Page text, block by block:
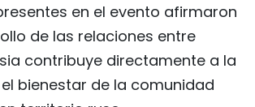
en el evento afirmaron
de las relaciones entre
contribuye directamente a la
bienestar de la comunidad